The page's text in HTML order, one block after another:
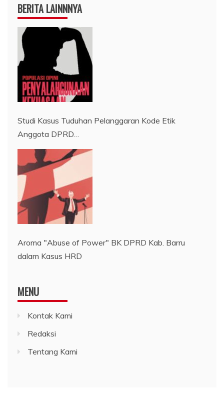
BERITA LAINNNYA
Studi Kasus Tuduhan Pelanggaran Kode Etik
Anggota DPRD…
Aroma "Abuse of Power" BK DPRD Kab. Barru
dalam Kasus HRD
MENU
Kontak Kami
Redaksi
Tentang Kami